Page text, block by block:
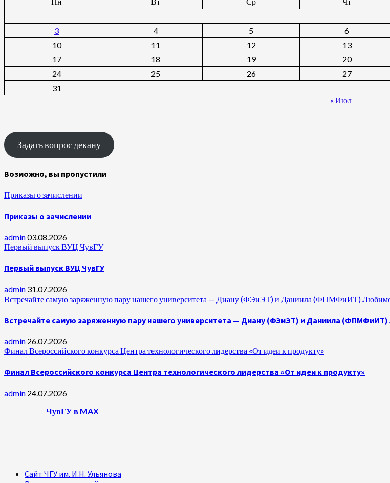
3
4 5 6
10
11 12 13
17
18 19 20
24
25 26 27
31
« Июл
Задать вопрос декану
Возможно, вы пропустили
Приказы о зачислении
Приказы о зачислении
admin03.08.2026
Первый выпуск ВУЦ ЧувГУ
Первый выпуск ВУЦ ЧувГУ
admin 31.07.2026
Встречайте самую заряженную пару нашего университета — Диану (ФЭиЭТ) и Даниила (ФПМФиИТ)
Встречайте самую заряженную пару нашего университета — Диану (ФЭиЭТ) и Даниила
admin 26.07.2026
Финал Всероссийского конкурса Центра технологического лидерства «От идеи к продукту»
Финал Всероссийского конкурса Центра технологического лидерства «От идеи к продукту»
admin 24.07.2026
ЧувГУ в MAX
Сайт ЧГУ им. И.Н. Ульянова